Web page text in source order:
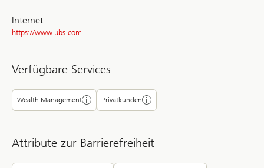
Internet
https://www.ubs.com
Verfügbare Services
Wealth Management Privatkunden
Attribute zur Barrierefreiheit